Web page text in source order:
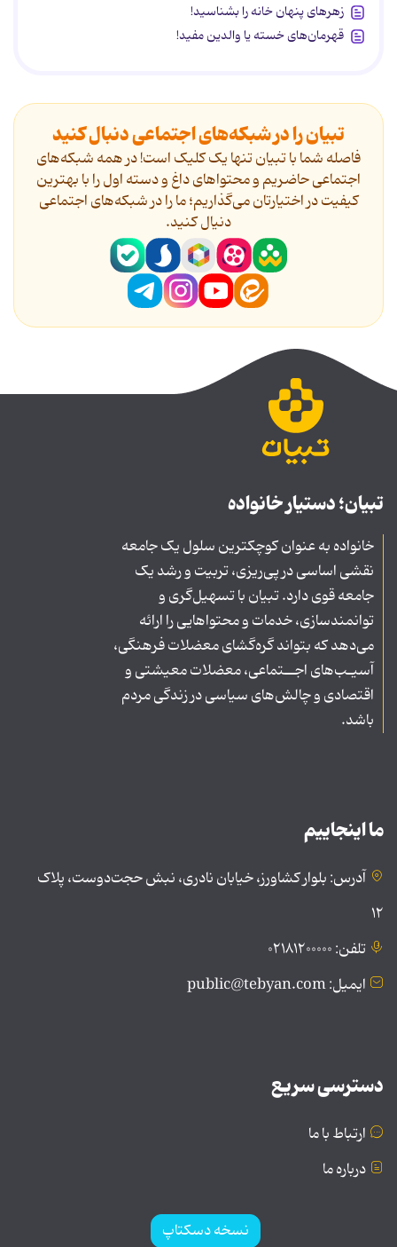
زهرهای پنهان خانه را بشناسید!
قهرمان‌های خسته یا والدین مفید!
تبیان را در شبکه‌های اجتماعی دنبال کنید
فاصله شما با تبیان تنها یک کلیک است! در همه شبکه‌های
اجتماعی حاضریم و محتواهای داغ و دسته اول را با بهترین
کیفیت در اختیارتان می‌گذاریم؛ ما را در شبکه‌های اجتماعی
دنیال کنید.
تبیان؛ دستیار خانواده
خانواده به عنوان کوچکترین سلول یک جامعه
نقشی اساسی در پی‌ریزی، تربیت و رشد یک
جامعه قوی دارد. تبیان با تسهیل‌گری و
توانمندسازی، خدمات و محتواهایی را ارائه
می‌دهد که بتواند گره‌گشای معضلات فرهنگی،
آسیـب‌های اجــتماعی، معضلات معیشتی و
اقتصادی و چالش‌های سیاسی در زندگی مردم
باشد.
ما اینجاییم
آدرس: بلوار کشاورز، خیابان نادری، نبش حجت‌دوست، پلاک
۱۲
تلفن: ۰۲۱۸۱۲۰۰۰۰۰
ایمیل: public@tebyan.com
دسترسی سریع
ارتباط با ما
درباره ما
نسخه دسکتاپ